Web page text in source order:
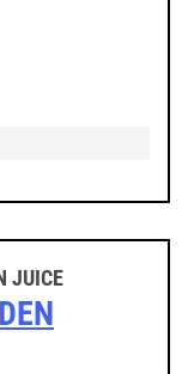
JUICE